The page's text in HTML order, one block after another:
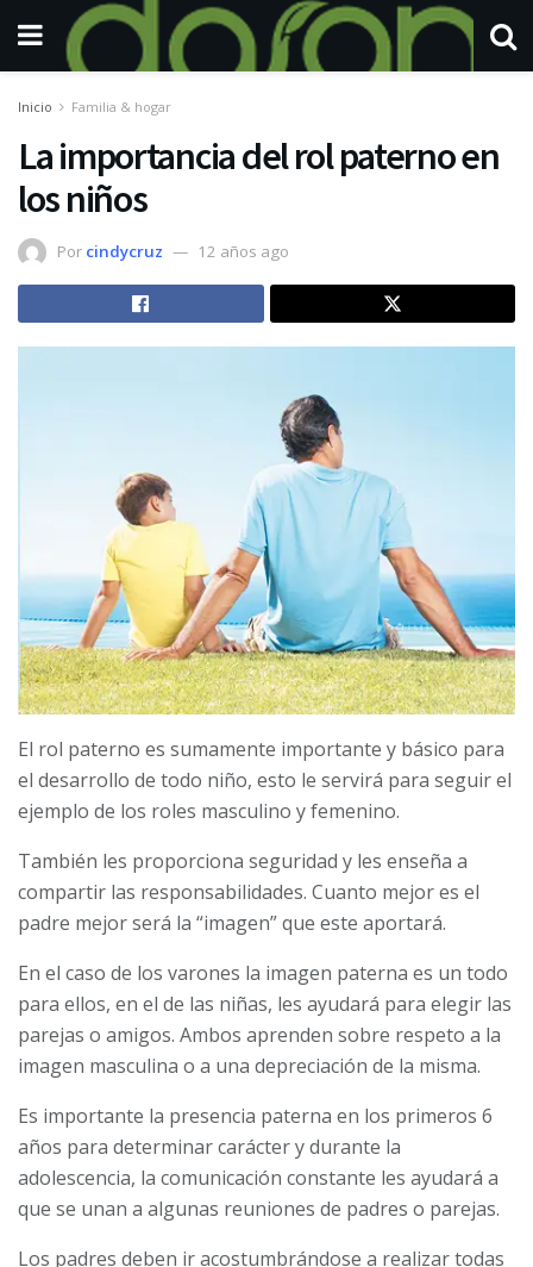
Inicio Familia & hogar
La importancia del rol paterno en
los niños
Por cindycruz 12 años ago
El rol paterno es sumamente importante y básico para
el desarrollo de todo niño, esto le servirá para seguir el
ejemplo de los roles masculino y femenino.
También les proporciona seguridad y les enseña a
compartir las responsabilidades. Cuanto mejor es el
padre mejor será la “imagen” que este aportará.
En el caso de los varones la imagen paterna es un todo
para ellos, en el de las niñas, les ayudará para elegir las
parejas o amigos. Ambos aprenden sobre respeto a la
imagen masculina o a una depreciación de la misma.
Es importante la presencia paterna en los primeros 6
años para determinar carácter y durante la
adolescencia, la comunicación constante les ayudará a
que se unan a algunas reuniones de padres o parejas.
Los padres deben ir acostumbrándose a realizar todas